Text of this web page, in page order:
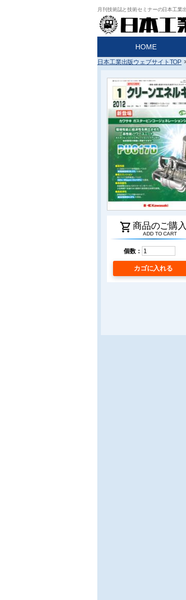
月刊技術誌と技術セミナーの日本工業
HOME
日本工業出版ウェブサイトTOP
shopping_cart 商品のご購入
ADD TO CART
個数：
カゴに入れる